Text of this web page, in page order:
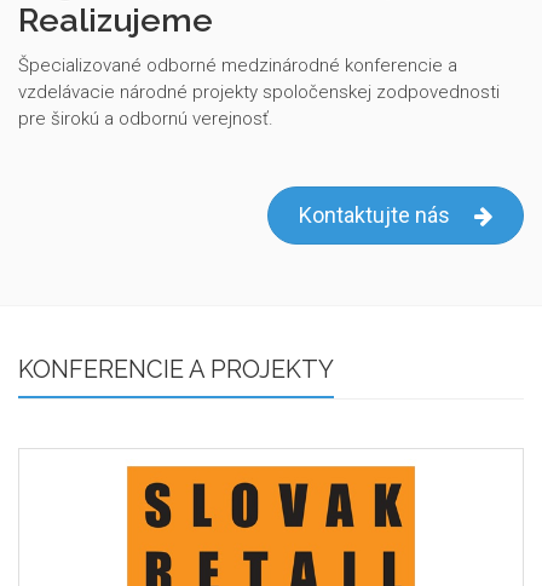
Realizujeme
Špecializované odborné medzinárodné konferencie a
vzdelávacie národné projekty spoločenskej zodpovednosti
pre širokú a odbornú verejnosť.
Kontaktujte nás
KONFERENCIE A PROJEKTY